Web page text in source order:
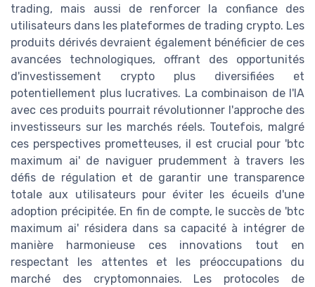
trading, mais aussi de renforcer la confiance des
utilisateurs dans les plateformes de trading crypto. Les
produits dérivés devraient également bénéficier de ces
avancées technologiques, offrant des opportunités
d'investissement crypto plus diversifiées et
potentiellement plus lucratives. La combinaison de l'IA
avec ces produits pourrait révolutionner l'approche des
investisseurs sur les marchés réels. Toutefois, malgré
ces perspectives prometteuses, il est crucial pour 'btc
maximum ai' de naviguer prudemment à travers les
défis de régulation et de garantir une transparence
totale aux utilisateurs pour éviter les écueils d'une
adoption précipitée. En fin de compte, le succès de 'btc
maximum ai' résidera dans sa capacité à intégrer de
manière harmonieuse ces innovations tout en
respectant les attentes et les préoccupations du
marché des cryptomonnaies. Les protocoles de